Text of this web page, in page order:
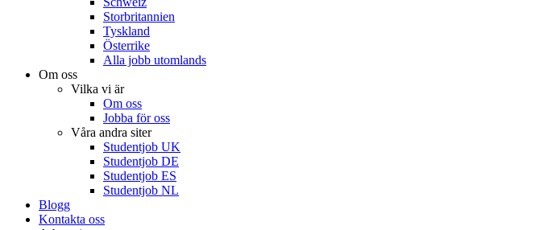
Storbritannien
Tyskland
Österrike
Alla jobb utomlands
Om oss
Vilka vi är
Om oss
Jobba för oss
Våra andra siter
Studentjob UK
Studentjob DE
Studentjob ES
Studentjob NL
Blogg
Kontakta oss